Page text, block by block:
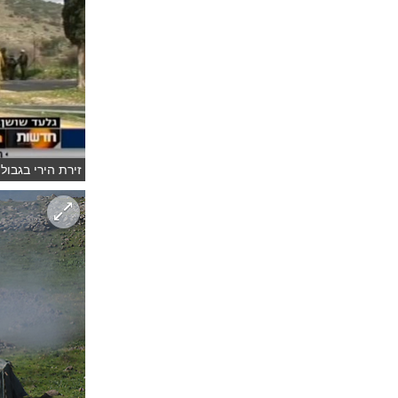
זירת הירי